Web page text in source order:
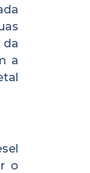
da
a
o